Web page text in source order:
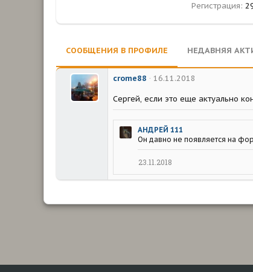
Регистрация
СООБЩЕНИЯ В ПРОФИЛЕ НЕДАВНЯЯ
crome88
16.11.2018
Сергей, если это еще актуально
АНДРЕЙ 111
Он давно не появляется на
23.11.2018